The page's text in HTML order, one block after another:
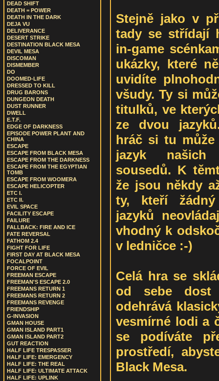
DEAD SHIFT
DEATH = POWER
DEATH IN THE DARK
DEJA VU
DELIVERANCE
DESERT STRIKE
DESTINATION BLACK MESA
DEVIL MESA
DISCOMAN
DISMEMBER
DO
DOOMED-LIFE
DRESSED TO KILL
DRUG BARONS
DUNGEON DEATH
DUST RUNNER
DWELL
E.T.F.
EDGE OF DARKNESS
EPISODE POWER PLANT AND
CHINA
ESCAPE
ESCAPE FROM BLACK MESA
ESCAPE FROM THE DARKNESS
ESCAPE FROM THE EGYPTIAN
TOMB
ESCAPE FROM WOOMERA
ESCAPE HELICOPTER
ETC I.
ETC II.
EVIL SPACE
FACILITY ESCAPE
FAILURE
FALLBACK: FIRE AND ICE
FATE REVERSAL
FATHOM 2.4
FIGHT FOR LIFE
FIRST DAY AT BLACK MESA
FOCALPOINT
FORCE OF EVIL
FREEMAN ESCAPE
FREEMAN'S ESCAPE 2.0
FREEMANS RETURN 1
FREEMANS RETURN 2
FREEMANS REVENGE
FRIENDSHIP
G-INVASION
GMAN HOUSE
GMAN ISLAND PART1
GMAN ISLAND PART2
GUT REACTION
HALF LIFE TRESPASSER
HALF LIFE: EMERGENCY
HALF LIFE: THE REAL
HALF LIFE: ULTIMATE ATTACK
HALF LIFE: UPLINK
Stejně jako v
tady se střídají
in-game
ukázky, které
uvidíte
všudy. Ty si
titulků, ve
ze dvou
hráč si tu může
jazyk našich
sousedů. K
že jsou někdy
ty, kteří
jazyků
vhodný k
v ledničce :-)
Celá hra se
od sebe dost
odehrává
vesmírné lodi a
se podíváte
prostředí,
Black Mesa.